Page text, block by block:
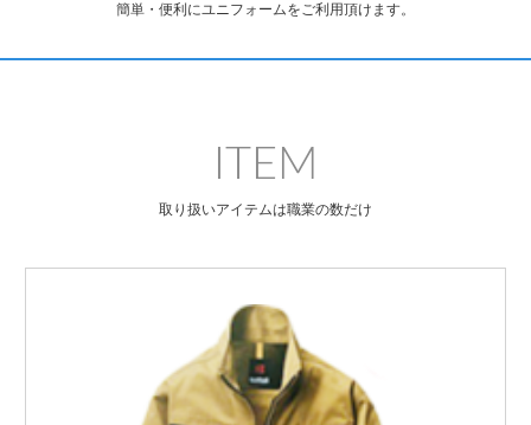
簡単・便利にユニフォームをご利用頂けます。
ITEM
取り扱いアイテムは職業の数だけ